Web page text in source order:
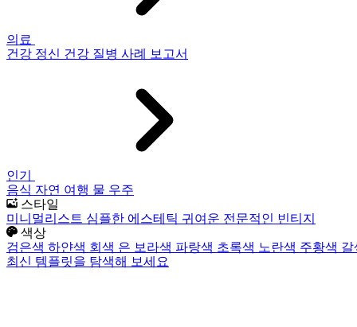
의료
건강 정신 건강 질병 사례 보고서
인기
음식 자연 여행 물 우주
스타일
미니멀리스트 심플한 에스테틱 귀여운 전문적인 빈티지
색상
검은색 하얀색 회색 은 보라색 파랑색 초록색 노란색 주황색
최신 템플릿을 탐색해 보세요